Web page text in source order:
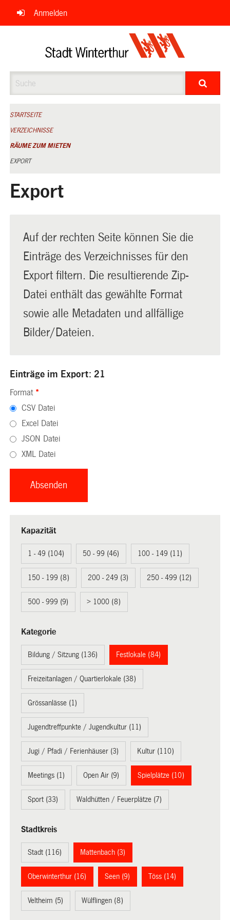
Navigation
überspringen
Anmelden
STARTSEITE
VERZEICHNISSE
RÄUME ZUM MIETEN
EXPORT
Export
Auf der rechten Seite können Sie die
Einträge des Verzeichnisses für den
Export filtern. Die resultierende Zip-
Datei enthält das gewählte Format
sowie alle Metadaten und allfällige
Bilder/Dateien.
Einträge im Export: 21
Format *
CSV Datei
Excel Datei
JSON Datei
XML Datei
Kapazität
1 - 49 (104) 50 - 99 (46) 100 - 149 (11)
150 - 199 (8) 200 - 249 (3) 250 - 499 (12)
500 - 999 (9) > 1000 (8)
Kategorie
Bildung / Sitzung (136) Festlokale (84)
Freizeitanlagen / Quartierlokale (38)
Grössanlässe (1)
Jugendtreffpunkte / Jugendkultur (11)
Jugi / Pfadi / Ferienhäuser (3) Kultur (110)
Meetings (1) Open Air (9) Spielplätze (10)
Sport (33) Waldhütten / Feuerplätze (7)
Stadtkreis
Stadt (116) Mattenbach (3)
Oberwinterthur (16) Seen (9) Töss (14)
Veltheim (5) Wülflingen (8)